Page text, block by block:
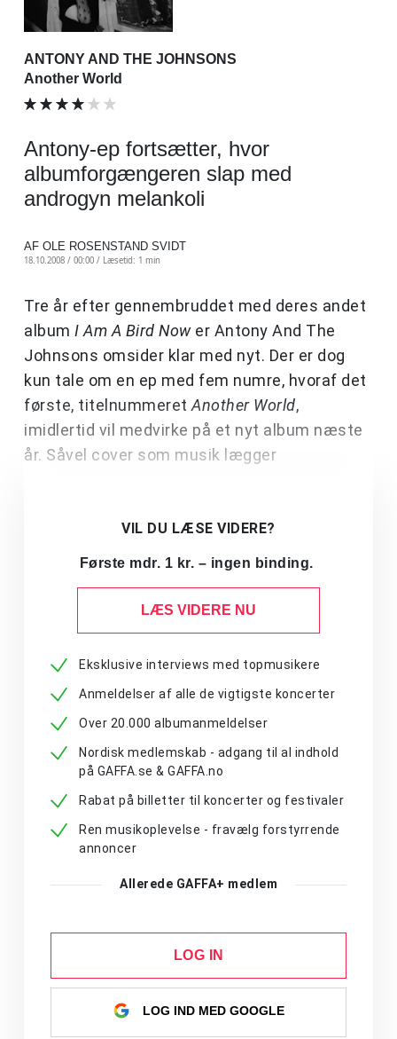
ANTONY AND THE JOHNSONS
Another World
Antony-ep fortsætter, hvor
albumforgængeren slap med
androgyn melankoli
AF OLE ROSENSTAND SVIDT
18.10.2008 / 00:00 / Læsetid: 1 min
Tre år efter gennembruddet med deres andet
album I Am A Bird Nower Antony And The
Johnsons omsider klar med nyt. Der er dog
kun tale om en ep med fem numre, hvoraf det
første, titelnummeret Another World,
imidlertid vil medvirke på et nyt album næste
år. Såvel cover som musik lægger
VIL DU LÆSE VIDERE?
Første mdr. 1 kr. – ingen binding.
LÆS VIDERE NU
Eksklusive interviews med topmusikere
Anmeldelser af alle de vigtigste koncerter
Over 20.000 albumanmeldelser
Nordisk medlemskab - adgang til al indhold
på GAFFA.se & GAFFA.no
Rabat på billetter til koncerter og festivaler
Ren musikoplevelse - fravælg forstyrrende
annoncer
Allerede GAFFA+ medlem
LOG IN
LOG IND MED GOOGLE